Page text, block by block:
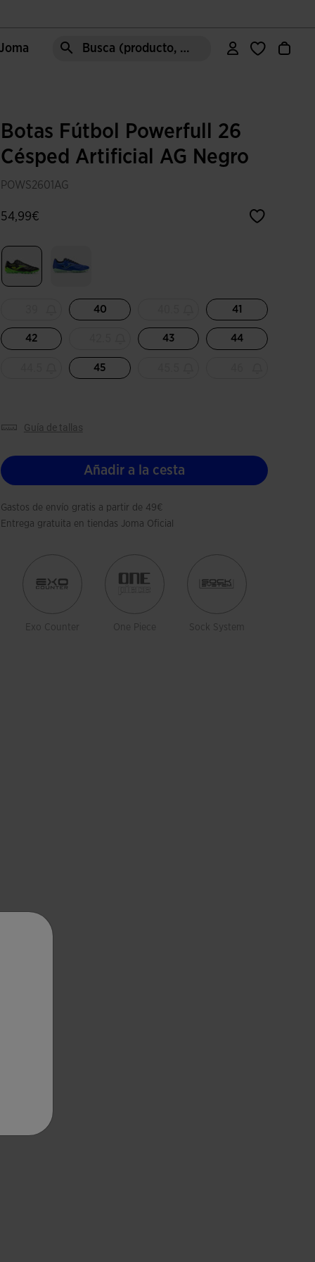
Busca (producto, estilo, área, ect.)
Botas Fútbol Powerfull 26
Césped Artificial AG Negro
POWS2601AG
54,99€
40 41
42 43 44
45
guía de tallas
Añadir a la cesta
Gastos de envío gratis a partir de 49€
Entrega gratuita en tiendas Joma Oficial
Exo Counter One Piece Sock System